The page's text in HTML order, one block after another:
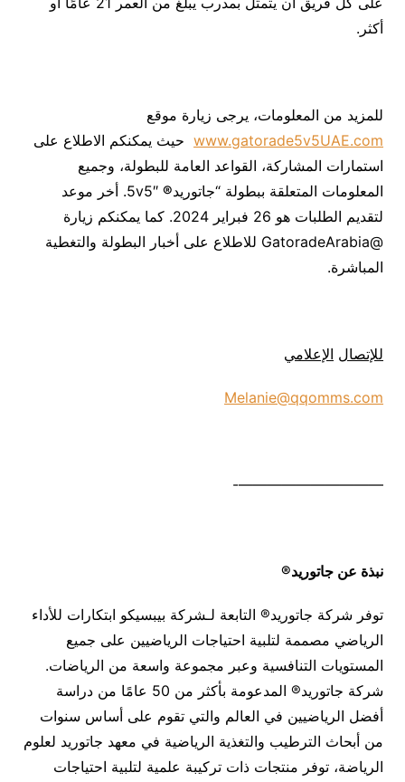
أكثر.
للمزيد من المعلومات، يرجى زيارة موقع
www.gatorade5v5UAE.comحيث يمكنكم الاطلاع على
استمارات المشاركة، القواعد العامة للبطولة، وجميع
المعلومات المتعلقة ببطولة “جاتوريد®
5v5″. أخر موعد
لتقديم الطلبات هو 26 فبراير 2024. كما يمكنكم زيارة
@GatoradeArabia للاطلاع على أخبار البطولة والتغطية
المباشرة.
للإتصال الإعلامي
Melanie@qqomms.com
——————————-
نبذة عن جاتوريد®
توفر شركة جاتوريد® التابعة لـشركة بيبسيكو ابتكارات للأداء
الرياضي مصممة لتلبية احتياجات الرياضيين على جميع
المستويات التنافسية وعبر مجموعة واسعة من الرياضات.
شركة جاتوريد® المدعومة بأكثر من 50 عامًا من دراسة
أفضل الرياضيين في العالم والتي تقوم على أساس سنوات
من أبحاث الترطيب والتغذية الرياضية في معهد جاتوريد لعلوم
الرياضة، توفر منتجات ذات تركيبة علمية لتلبية احتياجات